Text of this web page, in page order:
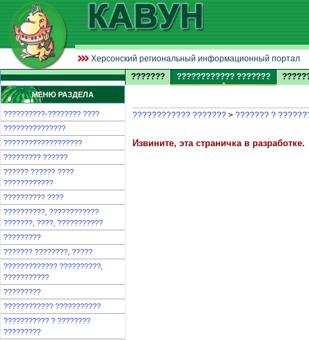
Херсонский региональный информационный портал
???????
???????????? ???????
МЕНЮ РАЗДЕЛА
??????????-???????? ????
???????????????
???????????????????
????????? ??????
?????? ?????? ????
????????????
?????????? ????
??????????, ????????????
???????, ????, ???????????
?????????
??????? ????????, ?????
????????????? ??????????,
???????????
?????????
???????????? ???????????
??????????? ? ????????
?????????
???????????? ??????? > ??????? ?
Извините, эта страничка в разработке.